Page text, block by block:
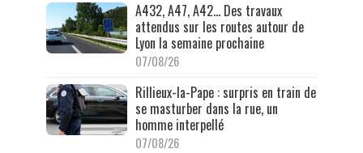
A432, A47, A42… Des travaux
attendus sur les routes autour de
Lyon la semaine prochaine
07/08/26
Rillieux-la-Pape : surpris en train de
se masturber dans la rue, un
homme interpellé
07/08/26